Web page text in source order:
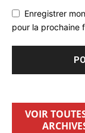
Enregistrer
pour la prochaine
VOIR